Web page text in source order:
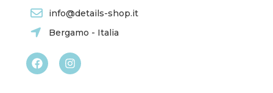
info@details-shop.it
Bergamo - Italia